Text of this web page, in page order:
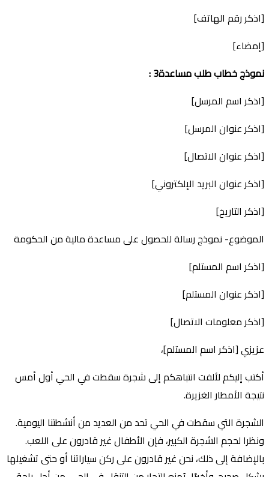
[اذكر رقم الهاتف]
[إمضاء]
نموذجخطاب طلب مساعدة3
:
[اذكر اسم المرسل]
[اذكر عنوان المرسل]
[اذكر عنوان الاتصال]
[اذكر عنوان البريد الإلكتروني]
[اذكر التاريخ]
الموضوع- نموذج رسالة للحصول على مساعدة مالية من الحكومة
[اذكر اسم المستلم]
[اذكر عنوان المستلم]
[اذكر معلومات الاتصال]
عزيزي [اذكر اسم المستلم]،
أكتب إليكم لألفت انتباهكم إلى شجرة سقطت في الحي أول أمس
نتيجة الأمطار الغزيرة.
الشجرة التي سقطت في الحي تحد من العديد من أنشطتنا اليومية.
ونظرا لحجم الشجرة الكبير، فإن الأطفال غير قادرون على اللعب.
بالإضافة إلى ذلك، نحن غير قادرون على ركن سياراتنا أو حتى تشغيلها